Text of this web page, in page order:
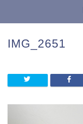
IMG_2651